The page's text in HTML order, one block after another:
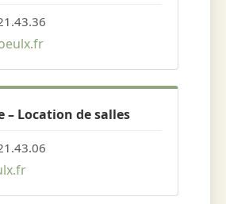
– Location de salles